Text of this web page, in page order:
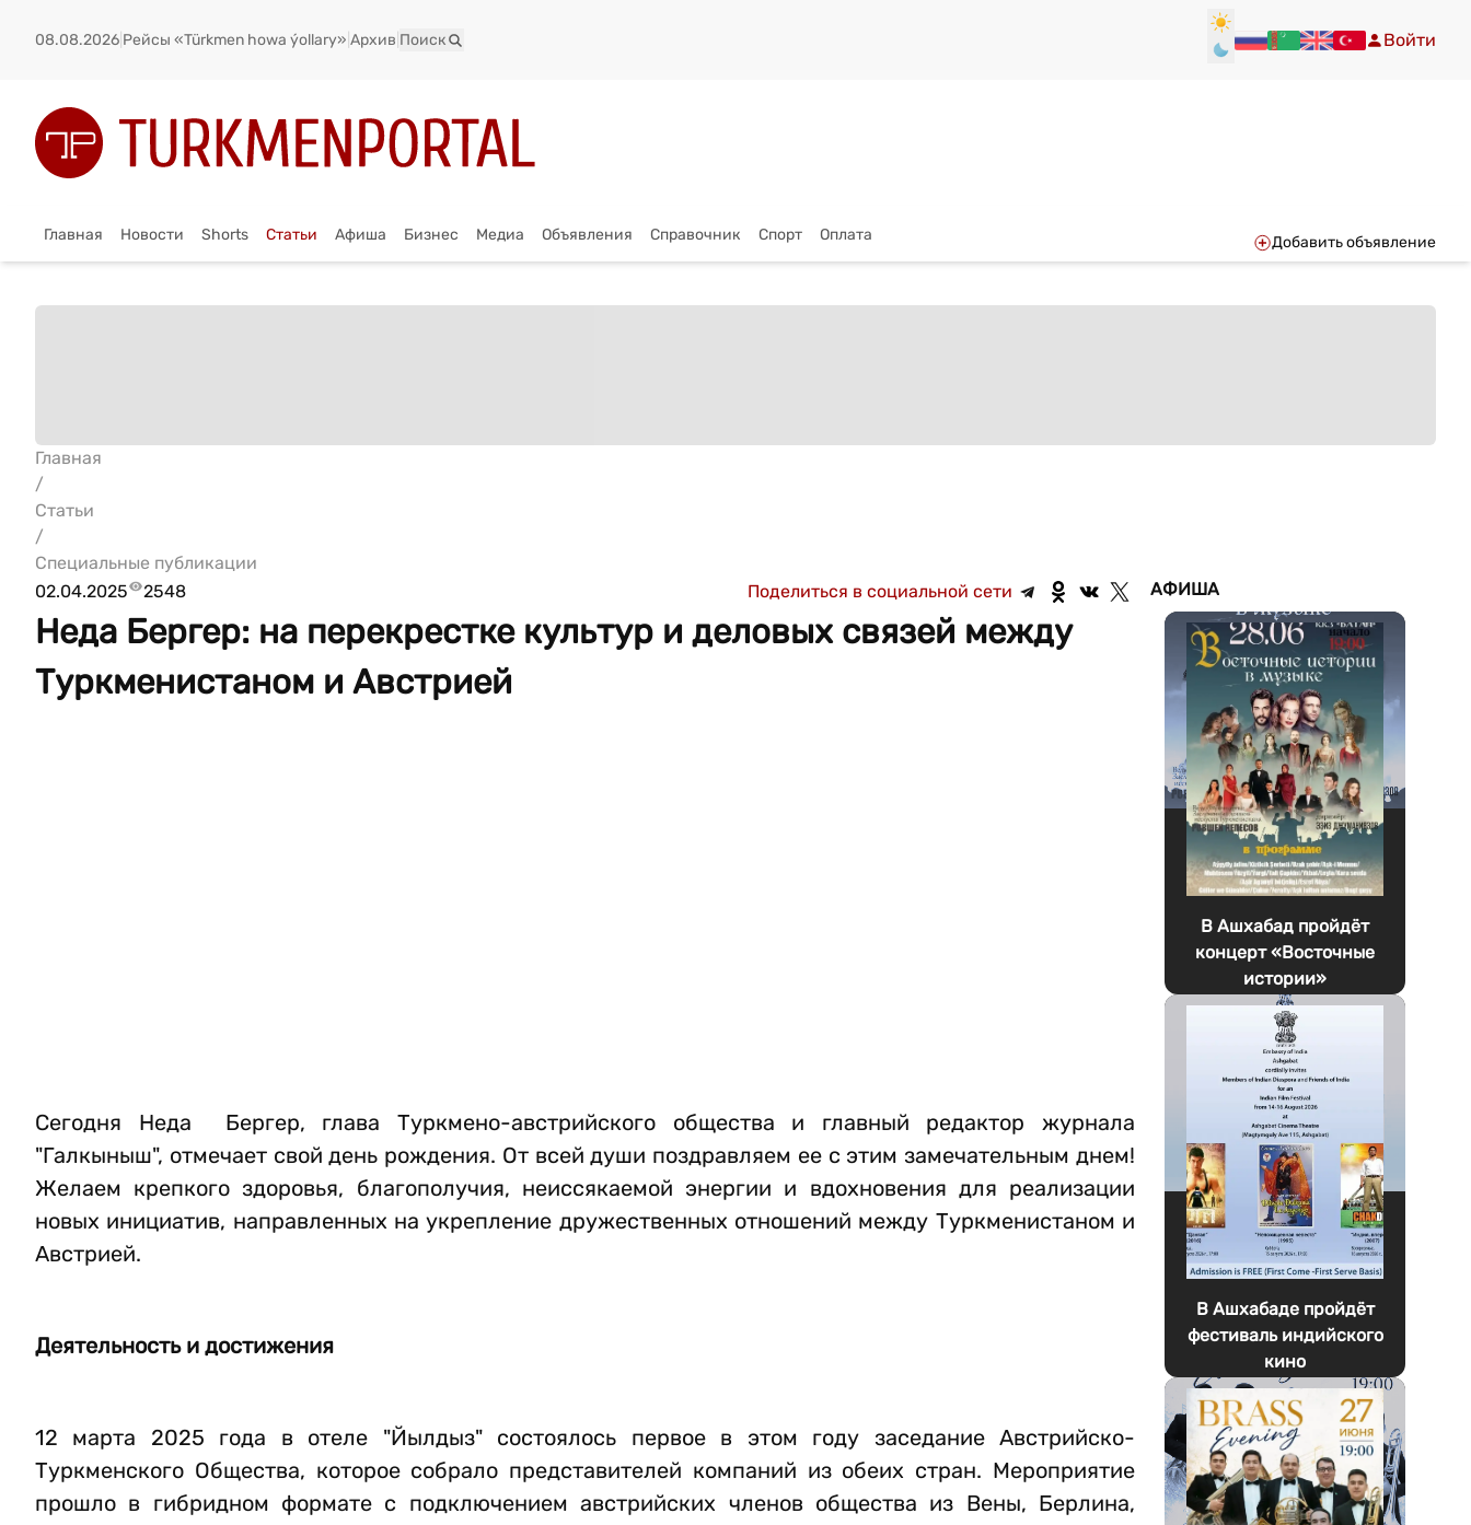
08.08.2026 Рейсы «Türkmen howa ýollary» Архив Поиск Войти
Главная Новости Shorts Статьи Афиша Бизнес Медиа Объявления Справочник Спорт Оплата Добавить объявление
Главная
/
Статьи
/
Специальные публикации
02.04.2025
2548 Поделиться в социальной сети
Неда Бергер: на перекрестке культур и деловых связей между
Туркменистаном и Австрией
Сегодня Неда Бергер, глава Туркмено-австрийского общества и главный редактор журнала
"Галкыныш", отмечает свой день рождения. От всей души поздравляем ее с этим замечательным днем!
Желаем крепкого здоровья, благополучия, неиссякаемой энергии и вдохновения для реализации
новых инициатив, направленных на укрепление дружественных отношений между Туркменистаном и
Австрией.
Деятельность и достижения
12 марта 2025 года в отеле "Йылдыз" состоялось первое в этом году заседание Австрийско-
Туркменского Общества, которое собрало представителей компаний из обеих стран. Мероприятие
прошло в гибридном формате с подключением австрийских членов общества из Вены, Берлина,
АФИША
В Ашхабад пройдёт
концерт «Восточные
истории»
В Ашхабаде пройдёт
фестиваль индийского
кино